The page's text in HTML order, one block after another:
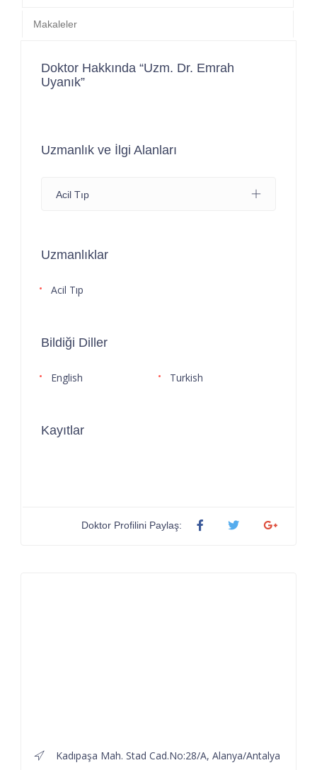
Makaleler
Doktor Hakkında “Uzm. Dr. Emrah
Uyanık”
Uzmanlık ve İlgi Alanları
Acil Tıp
Uzmanlıklar
Acil Tıp
Bildiği Diller
English Turkish
Kayıtlar
Doktor Profilini Paylaş:
Kadıpaşa Mah. Stad Cad.No:28/A, Alanya/Antalya